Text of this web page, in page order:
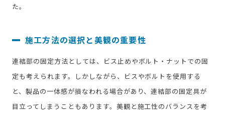
た。
施工方法の選択と美観の重要性
連結部の固定方法としては、ビス止めやボルト・ナットでの固
定も考えられます。しかしながら、ビスやボルトを使用する
と、製品の一体感が損なわれる場合があり、連結部の固定具が
目立ってしまうこともあります。美観と施工性のバランスを考